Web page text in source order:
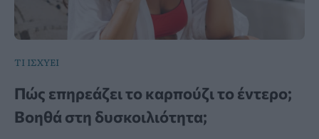
ΤΙ ΙΣΧΥΕΙ
Πώς επηρεάζει το καρπούζι το έντερο;
Βοηθά στη δυσκοιλιότητα;